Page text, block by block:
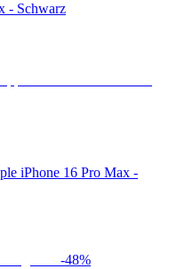
- Schwarz
iPhone 16 Pro Max -
-48%